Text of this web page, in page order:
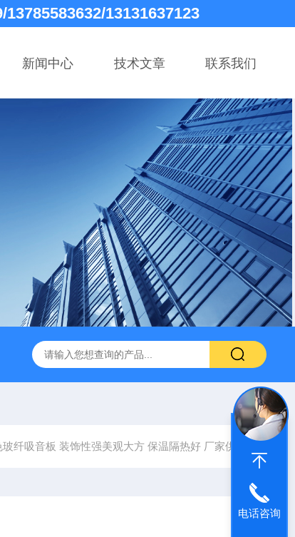
13131637123
新闻中心 技术文章 联系我们
鑫鹏骏 岩棉天花板 防火抗下陷 吸音吊顶 玻纤
纤吸音板 装饰性强美观大方 保温隔热好 厂家供应
电话咨询